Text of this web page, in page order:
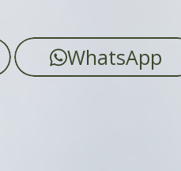
WhatsApp